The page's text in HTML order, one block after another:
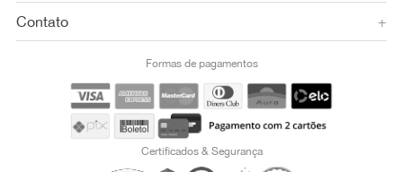
Contato +
Formas de pagamentos
Certificados & Segurança